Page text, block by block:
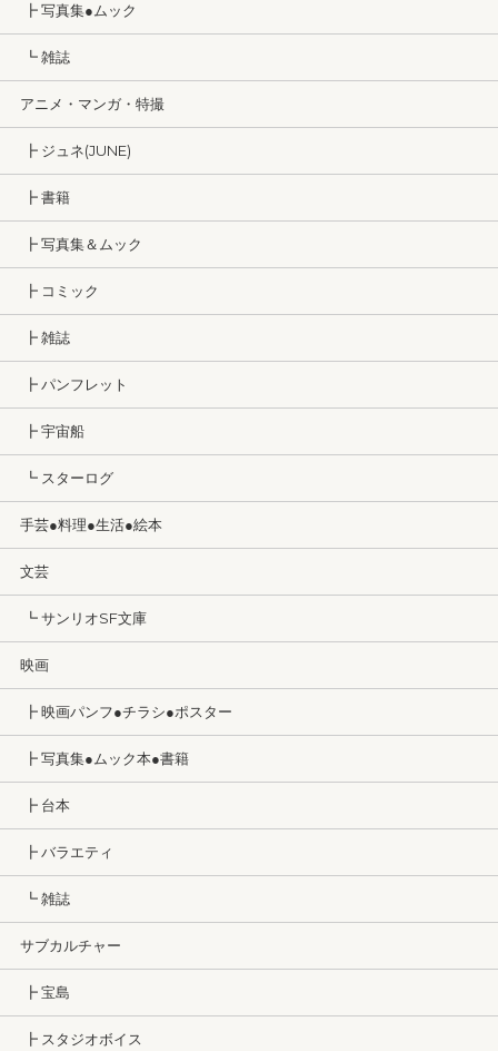
┣ 写真集●ムック
┗ 雑誌
アニメ・マンガ・特撮
┣ ジュネ(JUNE)
┣ 書籍
┣ 写真集＆ムック
┣ コミック
┣ 雑誌
┣ パンフレット
┣ 宇宙船
┗ スターログ
手芸●料理●生活●絵本
文芸
┗ サンリオSF文庫
映画
┣ 映画パンフ●チラシ●ポスター
┣ 写真集●ムック本●書籍
┣ 台本
┣ バラエティ
┗ 雑誌
サブカルチャー
┣ 宝島
┣ スタジオボイス